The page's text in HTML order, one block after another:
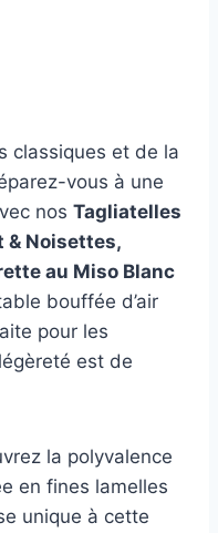
classiques et de la
vous à une
nos Tagliatelles
& Noisettes,
au Miso Blanc
bouffée d’air
pour les
est de
la polyvalence
en fines lamelles
unique à cette